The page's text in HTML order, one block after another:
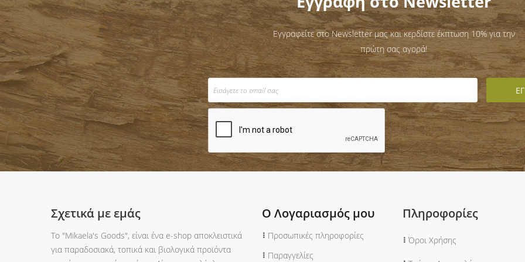
Εγγραφείτε στο Newsletter μας και κερδίστε έκπτωση 10% για την
πρώτη σας αγορά!
Σχετικά με εμάς
Tο "Mikaela's Goods", είναι ένα e-shop αποκλειστικά
για παραδοσιακά, τοπικά και βιολογικά προϊόντα
Ο Λογαριασμός μου
Προσωπικές πληροφορίες
Παραγγελίες
Πληροφορίες
Όροι Χρήσης